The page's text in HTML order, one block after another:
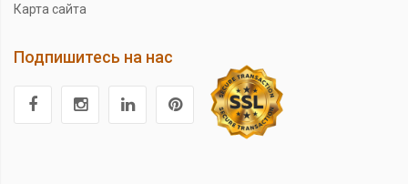
Карта сайта
Подпишитесь на нас